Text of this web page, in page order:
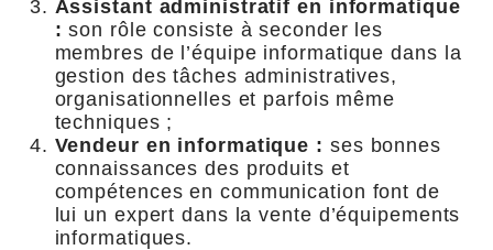
Assistant administratif en informatique
: son rôle consiste à seconder les
membres de l’équipe informatique dans la
gestion des tâches administratives,
organisationnelles et parfois même
techniques ;
Vendeur en informatique : ses bonnes
connaissances des produits et
compétences en communication font de
lui un expert dans la vente d’équipements
informatiques.